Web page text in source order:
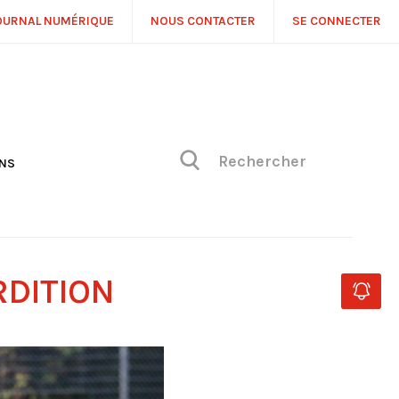
NUMÉRIQUE NOUS CONTACTER SE CONNECTER